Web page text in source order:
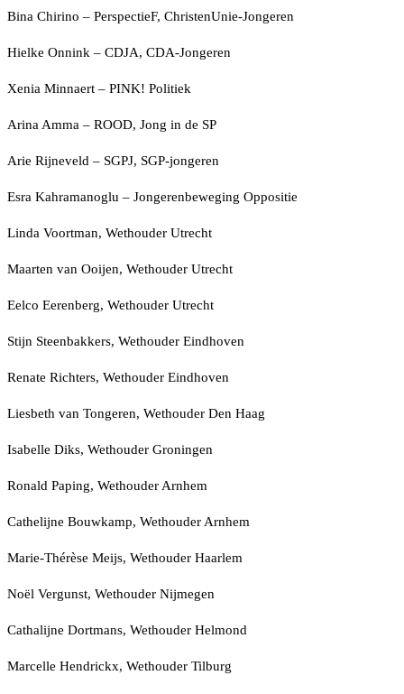
Bina Chirino – PerspectieF, ChristenUnie-Jongeren
Hielke Onnink – CDJA, CDA-Jongeren
Xenia Minnaert – PINK! Politiek
Arina Amma – ROOD, Jong in de SP
Arie Rijneveld – SGPJ, SGP-jongeren
Esra Kahramanoglu – Jongerenbeweging Oppositie
Linda Voortman, Wethouder Utrecht
Maarten van Ooijen, Wethouder Utrecht
Eelco Eerenberg, Wethouder Utrecht
Stijn Steenbakkers, Wethouder Eindhoven
Renate Richters, Wethouder Eindhoven
Liesbeth van Tongeren, Wethouder Den Haag
Isabelle Diks, Wethouder Groningen
Ronald Paping, Wethouder Arnhem
Cathelijne Bouwkamp, Wethouder Arnhem
Marie-Thérèse Meijs, Wethouder Haarlem
Noël Vergunst, Wethouder Nijmegen
Cathalijne Dortmans, Wethouder Helmond
Marcelle Hendrickx, Wethouder Tilburg